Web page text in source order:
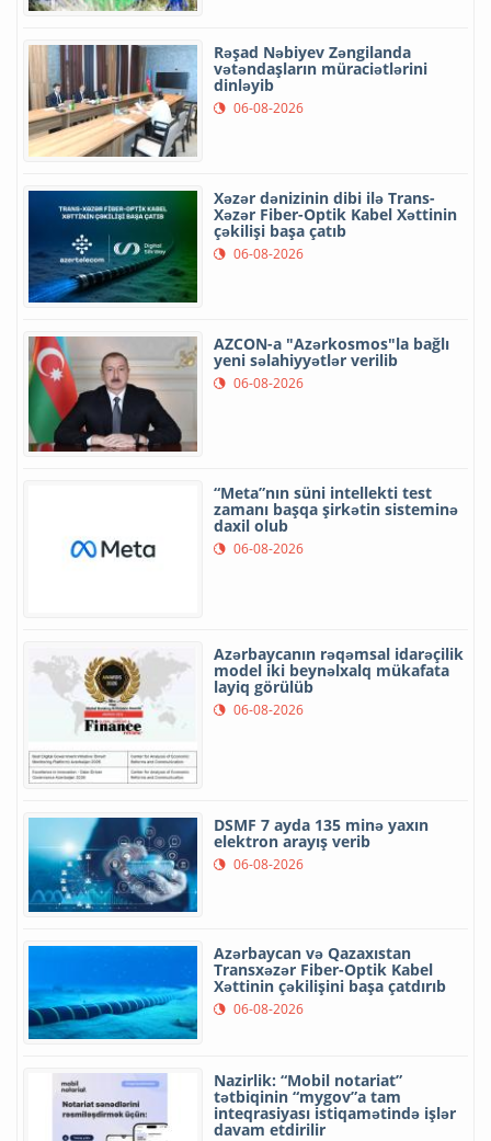
Rəşad Nəbiyev Zəngilanda
vətəndaşların müraciətlərini
dinləyib
06-08-2026
Xəzər dənizinin dibi ilə Trans-
Xəzər Fiber-Optik Kabel Xəttinin
çəkilişi başa çatıb
06-08-2026
AZCON-a "Azərkosmos"la bağlı
yeni səlahiyyətlər verilib
06-08-2026
“Meta”nın süni intellekti test
zamanı başqa şirkətin sisteminə
daxil olub
06-08-2026
Azərbaycanın rəqəmsal idarəçilik
model iki beynəlxalq mükafata
layiq görülüb
06-08-2026
DSMF 7 ayda 135 minə yaxın
elektron arayış verib
06-08-2026
Azərbaycan və Qazaxıstan
Transxəzər Fiber-Optik Kabel
Xəttinin çəkilişini başa çatdırıb
06-08-2026
Nazirlik: “Mobil notariat”
tətbiqinin “mygov”a tam
inteqrasiyası istiqamətində işlər
davam etdirilir